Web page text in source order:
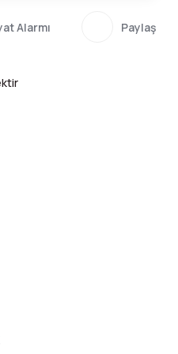
Alarmı Paylaş